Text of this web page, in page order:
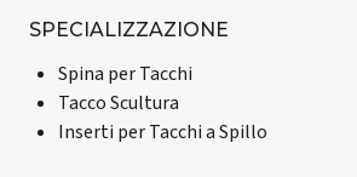
SPECIALIZZAZIONE
Spina per Tacchi
Tacco Scultura
Inserti per Tacchi a Spillo